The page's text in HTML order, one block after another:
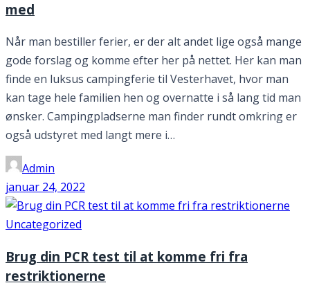
med
Når man bestiller ferier, er der alt andet lige også mange
gode forslag og komme efter her på nettet. Her kan man
finde en luksus campingferie til Vesterhavet, hvor man
kan tage hele familien hen og overnatte i så lang tid man
ønsker. Campingpladserne man finder rundt omkring er
også udstyret med langt mere i…
Admin
januar 24, 2022
Uncategorized
Brug din PCR test til at komme fri fra
restriktionerne